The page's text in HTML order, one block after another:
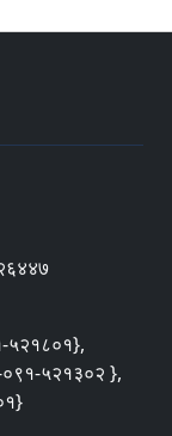
५२१८०१},
५२१३०२ },